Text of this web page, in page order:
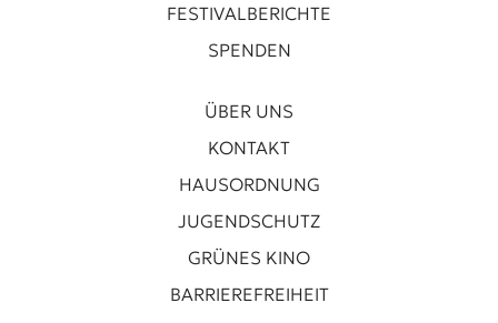
FESTIVALBERICHTE
SPENDEN
ÜBER UNS
KONTAKT
HAUSORDNUNG
JUGENDSCHUTZ
GRÜNES KINO
BARRIEREFREIHEIT